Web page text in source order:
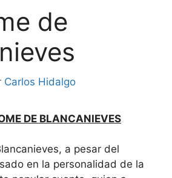
de
Carlos Hidalgo
DE BLANCANIEVES
a pesar del
en la personalidad de la